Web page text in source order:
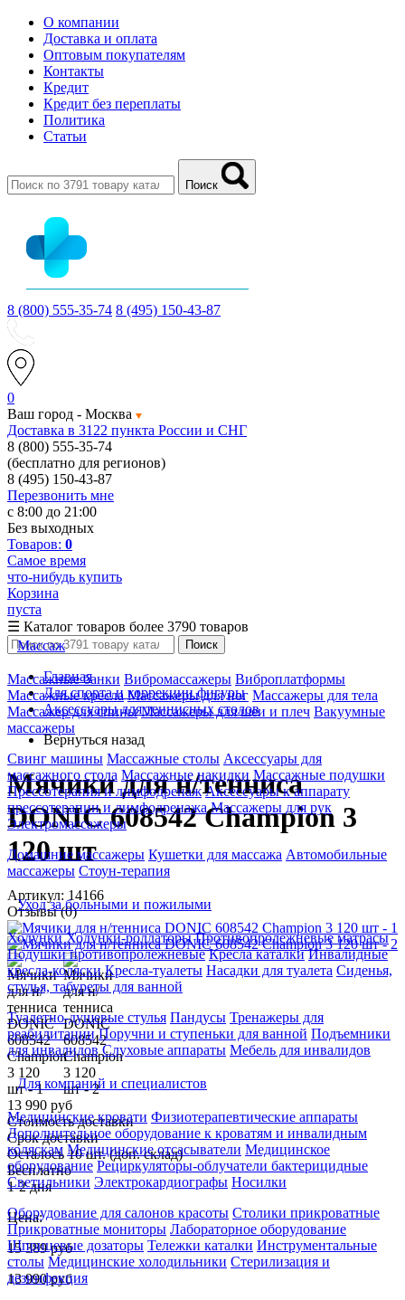
О компании
Доставка и оплата
Оптовым покупателям
Контакты
Кредит
Кредит без переплаты
Политика
Статьи
Поиск
8 (800) 555-35-74 8 (495) 150-43-87
0
Ваш город - Москва
Доставка в 3122 пункта России и СНГ
8 (800) 555-35-74
(бесплатно для регионов)
8 (495) 150-43-87
Перезвонить мне
с 8:00 до 21:00
Без выходных
Товаров: 0
Самое время
что-нибудь купить
Корзина
пуста
☰ Каталог товаров более 3790 товаров
Массаж
Массажные банки Вибромассажеры Виброплатформы
Массажные кресла Массажеры для ног Массажеры для тела
Массажер для спины Массажеры для шеи и плеч Вакуумные
массажеры
Свинг машины Массажные столы Аксессуары для
массажного стола Массажные накидки Массажные подушки
Прессотерапия и лимфодренаж Аксессуары к аппарату
прессотерапии и лимфодренажа Массажеры для рук
Электромассажеры
Домашние массажеры Кушетки для массажа Автомобильные
массажеры Стоун-терапия
Уход за больными и пожилыми
ХодункиХодунки-роллаторы Противопролежневые матрасы
Подушки противопролежневые Кресла каталки Инвалидные
кресла-коляски Кресла-туалеты Насадки для туалета Сиденья,
стулья, табуреты для ванной
Туалетно-душевые стулья Пандусы Тренажеры для
реабилитации Поручни и ступеньки для ванной Подъемники
для инвалидов Слуховые аппараты Мебель для инвалидов
Для компаний и специалистов
Медицинские кровати Физиотерапевтические аппараты
Дополнительное оборудование к кроватям и инвалидным
коляскам Медицинские отсасыватели Медицинское
оборудование Рециркуляторы-облучатели бактерицидные
Светильники Электрокардиографы Носилки
Оборудование для салонов красоты Столики прикроватные
Прикроватные мониторы Лабораторное оборудование
Шприцевые дозаторы Тележки каталки Инструментальные
столы Медицинские холодильники Стерилизация и
дезинфекция
Поиск
Главная
Для спорта и коррекции фигуры
Аксессуары для теннисных столов
Вернуться назад
Мячики для н/тенниса
DONIC 608542 Champion 3
120 шт
Артикул: 14166
Отзывы (0)
13 990 руб
Стоимость доставки
Срок доставки
Осталось 10 шт. (доп. склад)
Бесплатно
1-2 дня
Цена:
15 389руб
13 990руб